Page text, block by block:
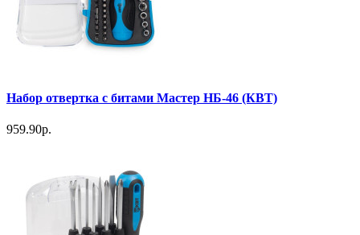
Набор отвертка с битами Мастер НБ-46 (КВТ)
959.90р.